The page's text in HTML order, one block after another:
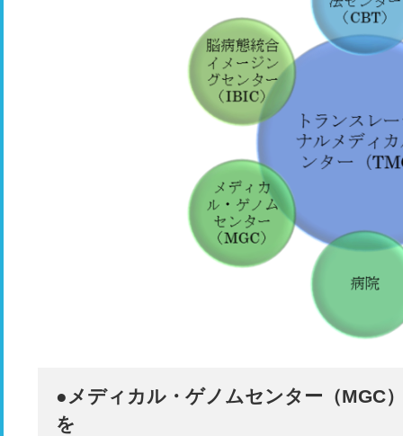
●メディカル・ゲノムセンター（MGC
を